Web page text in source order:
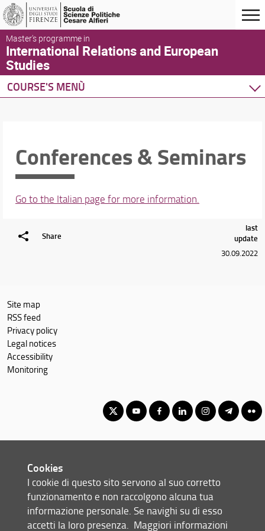
Master's programme in
International Relations and European
Studies
COURSE'S MENÙ
Schedules & Calendars
Conferences & Seminars
Go to the Italian page for more information.
Share
last
update
30.09.2022
Site map
RSS feed
Privacy policy
Legal notices
Accessibility
Monitoring
Corso di Laurea Magistrale in Relazioni Internazionali e Studi
© Copyright 2012-2026 Università degli Studi di Firenze UNIFI
P.IVA/Cod.Fis 01279680480
Scuola di Scienze Politiche 'Cesare Alfieri' - Via delle Pandette, 32 -
Cookies
I cookie di questo sito servono al suo corretto
funzionamento e non raccolgono alcuna tua
informazione personale. Se navighi su di esso
accetti la loro presenza. Maggiori informazioni